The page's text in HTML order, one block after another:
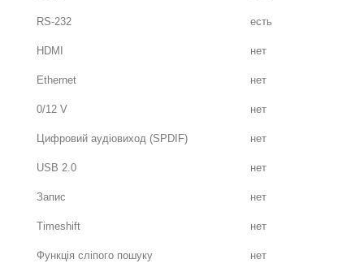
RS-232 есть
HDMI нет
Ethernet нет
0/12 V нет
Цифровий аудіовиход (SPDIF) нет
USB 2.0 нет
Запис нет
Timeshift нет
Функція сліпого пошуку нет